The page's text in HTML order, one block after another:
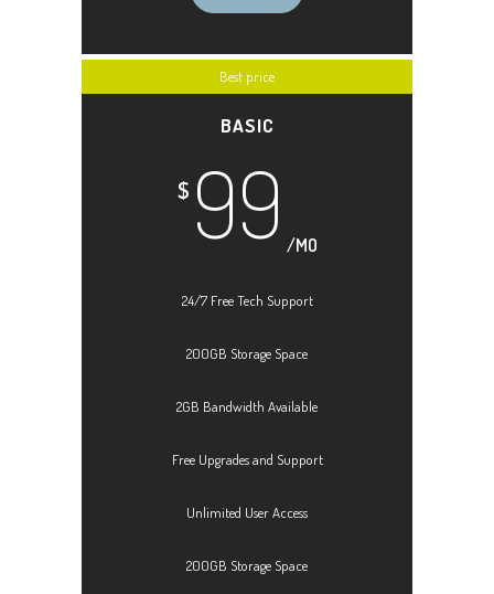
Best price
BASIC
$ 99 /MO
24/7 Free Tech Support
200GB Storage Space
2GB Bandwidth Available
Free Upgrades and Support
Unlimited User Access
200GB Storage Space